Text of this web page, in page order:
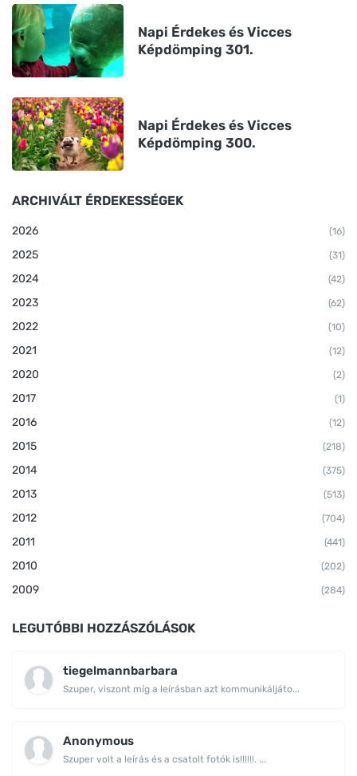
Napi Érdekes és Vicces
Képdömping 301.
Napi Érdekes és Vicces
Képdömping 300.
ARCHIVÁLT ÉRDEKESSÉGEK
2026 (16)
2025 (31)
2024 (42)
2023 (62)
2022 (10)
2021 (12)
2020 (2)
2017 (1)
2016 (12)
2015 (218)
2014 (375)
2013 (513)
2012 (704)
2011 (441)
2010 (202)
2009 (284)
LEGUTÓBBI HOZZÁSZÓLÁSOK
tiegelmannbarbara
Szuper, viszont míg a leírásban azt kommunikáljáto...
Anonymous
Szuper volt a leírás és a csatolt fotók is!!!!!!. ...